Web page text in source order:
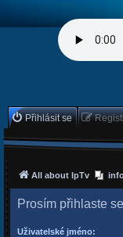
Přihlásit se
All about IpTv
Prosím přihlaste
Uživatelské jméno: